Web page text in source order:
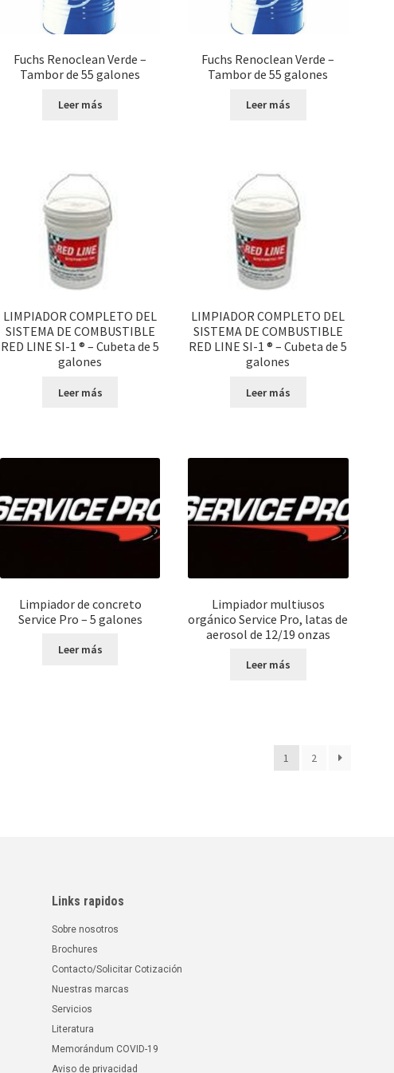
Fuchs Renoclean Verde –
Tambor de 55 galones
Leer más
Fuchs Renoclean Verde –
Tambor de 55 galones
Leer más
LIMPIADOR COMPLETO DEL
SISTEMA DE COMBUSTIBLE
RED LINE SI-1 ® – Cubeta de 5
galones
Leer más
LIMPIADOR COMPLETO DEL
SISTEMA DE COMBUSTIBLE
RED LINE SI-1 ® – Cubeta de 5
galones
Leer más
Limpiador de concreto
Service Pro – 5 galones
Leer más
Limpiador multiusos
orgánico Service Pro, latas de
aerosol de 12/19 onzas
Leer más
1 2
Links rapidos
Sobre nosotros
Brochures
Contacto/Solicitar Cotización
Nuestras marcas
Servicios
Literatura
Memorándum COVID-19
Aviso de privacidad